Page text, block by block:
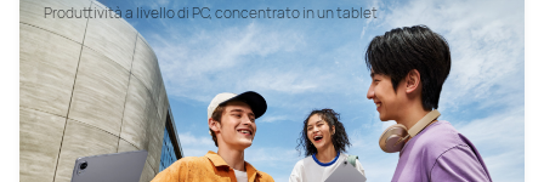
Produttività a livello di PC, concentrato in un tablet